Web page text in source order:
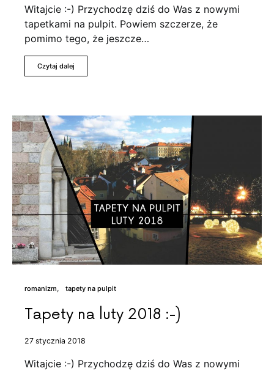
Witajcie :-) Przychodzę dziś do Was z nowymi
tapetkami na pulpit. Powiem szczerze, że
pomimo tego, że jeszcze…
Czytaj dalej
romanizm tapety na pulpit
Tapety na luty 2018 :-)
27 stycznia 2018
Witajcie :-) Przychodzę dziś do Was z nowymi